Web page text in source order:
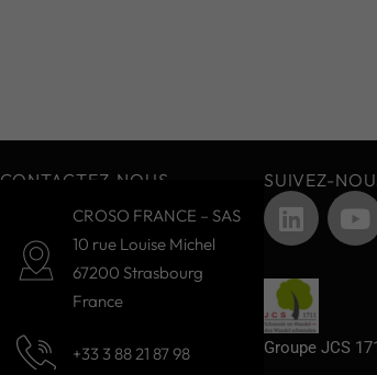
CONTACTEZ-NOUS
CROSO FRANCE – SAS
10 rue Louise Michel
67200 Strasbourg
France
+33 3 88 21 87 98
SUIVEZ-
Groupe JCS